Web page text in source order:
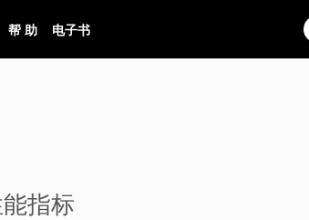
帮 助 电子书
指标